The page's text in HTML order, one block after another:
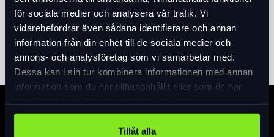
för sociala medier och analysera vår trafik. Vi
vidarebefordrar även sådana identifierare och annan
information från din enhet till de sociala medier och
annons- och analysföretag som vi samarbetar med.
Dessa kan i sin tur kombinera informationen med annan
information som du har tillhandahållit eller som de har
Tillåt alla
ihopvikt, länkar och låshus tillverkat i
speciellt lätta material och järnlegering,
länkarna sammanfogade med speciella nitar,
Premium cylinder. Låshuset har ett extra
fack där hanen förs in vid transport vilket
medför snabbare hantering vid låsning.
Längd 80 cm. Vikt 830 gr. Inklusive SH
hållare. Säkerhetsnivå 7.
Läs merexpand_more
Specifikation